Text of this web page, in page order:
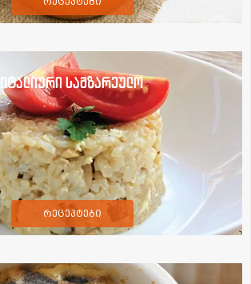
იტალიური სამზარეულო
რეცეპტები